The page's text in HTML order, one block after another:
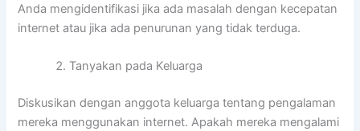
Anda mengidentifikasi jika ada masalah dengan kecepatan
internet atau jika ada penurunan yang tidak terduga.
Tanyakan pada Keluarga
Diskusikan dengan anggota keluarga tentang pengalaman
mereka menggunakan internet. Apakah mereka mengalami